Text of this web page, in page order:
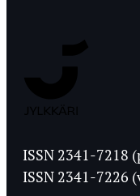
Ylioppilaslehti
ISSN 2341-7218
ISSN 2341-7226